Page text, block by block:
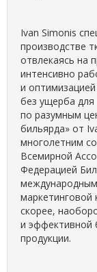
Ivan Simonis
производстве
отвлекаясь на
интенсивно
и
без ущерба для
по разумным
бильярда» от
многолетним
Всемирной
Федерацией
маркетинговой
скорее,
и эффективной
продукции.